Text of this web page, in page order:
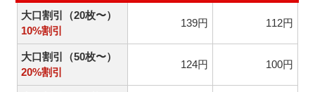
大口割引（20枚〜）
10%割引
139円 112円
大口割引（50枚〜）
20%割引
124円 100円